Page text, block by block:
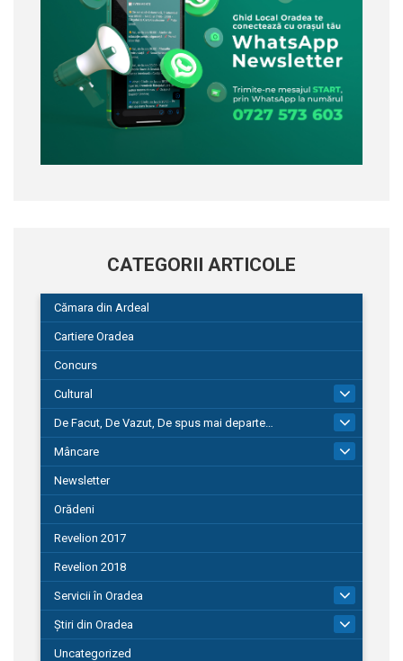
CATEGORII ARTICOLE
Cămara din Ardeal
Cartiere Oradea
Concurs
Cultural
De Facut, De Vazut, De spus mai departe…
580
Mâncare
Newsletter
Orădeni
Revelion 2017
Revelion 2018
Servicii în Oradea
Știri din Oradea
Uncategorized